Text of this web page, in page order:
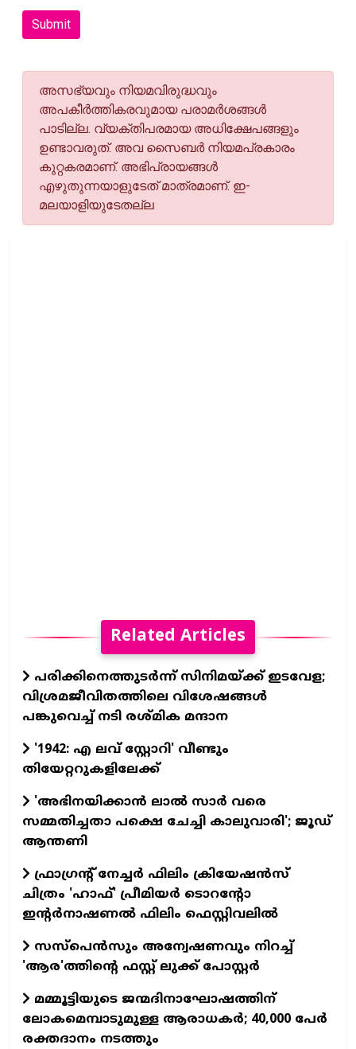
Submit
അസഭ്യവും നിയമവിരുദ്ധവും
അപകീര്‍ത്തികരവുമായ പരാമര്‍ശങ്ങള്‍
പാടില്ല. വ്യക്തിപരമായ അധിക്ഷേപങ്ങളും
ഉണ്ടാവരുത്. അവ സൈബര്‍ നിയമപ്രകാരം
കുറ്റകരമാണ്. അഭിപ്രായങ്ങള്‍
എഴുതുന്നയാളുടേത് മാത്രമാണ്. ഇ-
മലയാളിയുടേതല്ല
Related Articles
പരിക്കിനെത്തുടർന്ന് സിനിമയ്ക്ക് ഇടവേള;
വിശ്രമജീവിതത്തിലെ വിശേഷങ്ങൾ
പങ്കുവെച്ച് നടി രശ്മിക മന്ദാന
'1942: എ ലവ് സ്റ്റോറി' വീണ്ടും
തിയേറ്ററുകളിലേക്ക്
'അഭിനയിക്കാന്‍ ലാല്‍ സാര്‍ വരെ
സമ്മതിച്ചതാ പക്ഷെ ചേച്ചി കാലുവാരി'; ജൂഡ്
ആന്തണി
ഫ്രാഗ്രന്റ് നേച്ചര്‍ ഫിലിം ക്രിയേഷന്‍സ്
ചിത്രം 'ഹാഫ്' പ്രീമിയര്‍ ടൊറന്റോ
ഇന്റര്‍നാഷണല്‍ ഫിലിം ഫെസ്റ്റിവലില്‍
സസ്പെന്‍സും അന്വേഷണവും നിറച്ച്
'ആര'ത്തിന്റെ ഫസ്റ്റ് ലുക്ക് പോസ്റ്റര്‍
മമ്മൂട്ടിയുടെ ജന്മദിനാഘോഷത്തിന്
ലോകമെമ്പാടുമുള്ള ആരാധകര്‍; 40,000 പേര്‍
രക്തദാനം നടത്തും